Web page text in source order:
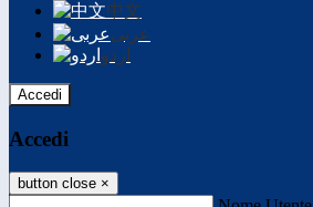
中文
عربى
اردو
Accedi
Accedi
button close ×